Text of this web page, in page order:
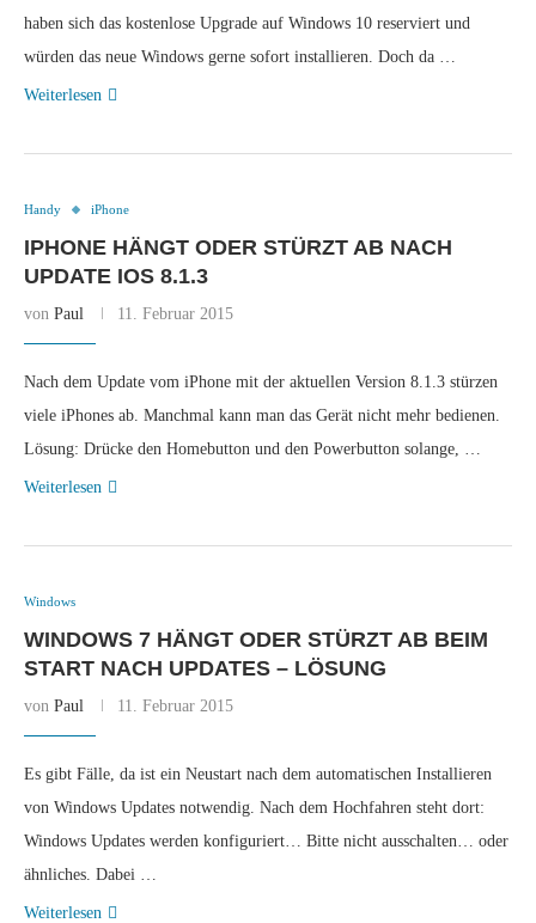
haben sich das kostenlose Upgrade auf Windows 10 reserviert und
würden das neue Windows gerne sofort installieren. Doch da …
Weiterlesen
Handy iPhone
IPHONE HÄNGT ODER STÜRZT AB NACH
UPDATE IOS 8.1.3
von Paul 11. Februar 2015
Nach dem Update vom iPhone mit der aktuellen Version 8.1.3 stürzen
viele iPhones ab. Manchmal kann man das Gerät nicht mehr bedienen.
Lösung: Drücke den Homebutton und den Powerbutton solange, …
Weiterlesen
Windows
WINDOWS 7 HÄNGT ODER STÜRZT AB BEIM
START NACH UPDATES – LÖSUNG
von Paul 11. Februar 2015
Es gibt Fälle, da ist ein Neustart nach dem automatischen Installieren
von Windows Updates notwendig. Nach dem Hochfahren steht dort:
Windows Updates werden konfiguriert… Bitte nicht ausschalten… oder
ähnliches. Dabei …
Weiterlesen